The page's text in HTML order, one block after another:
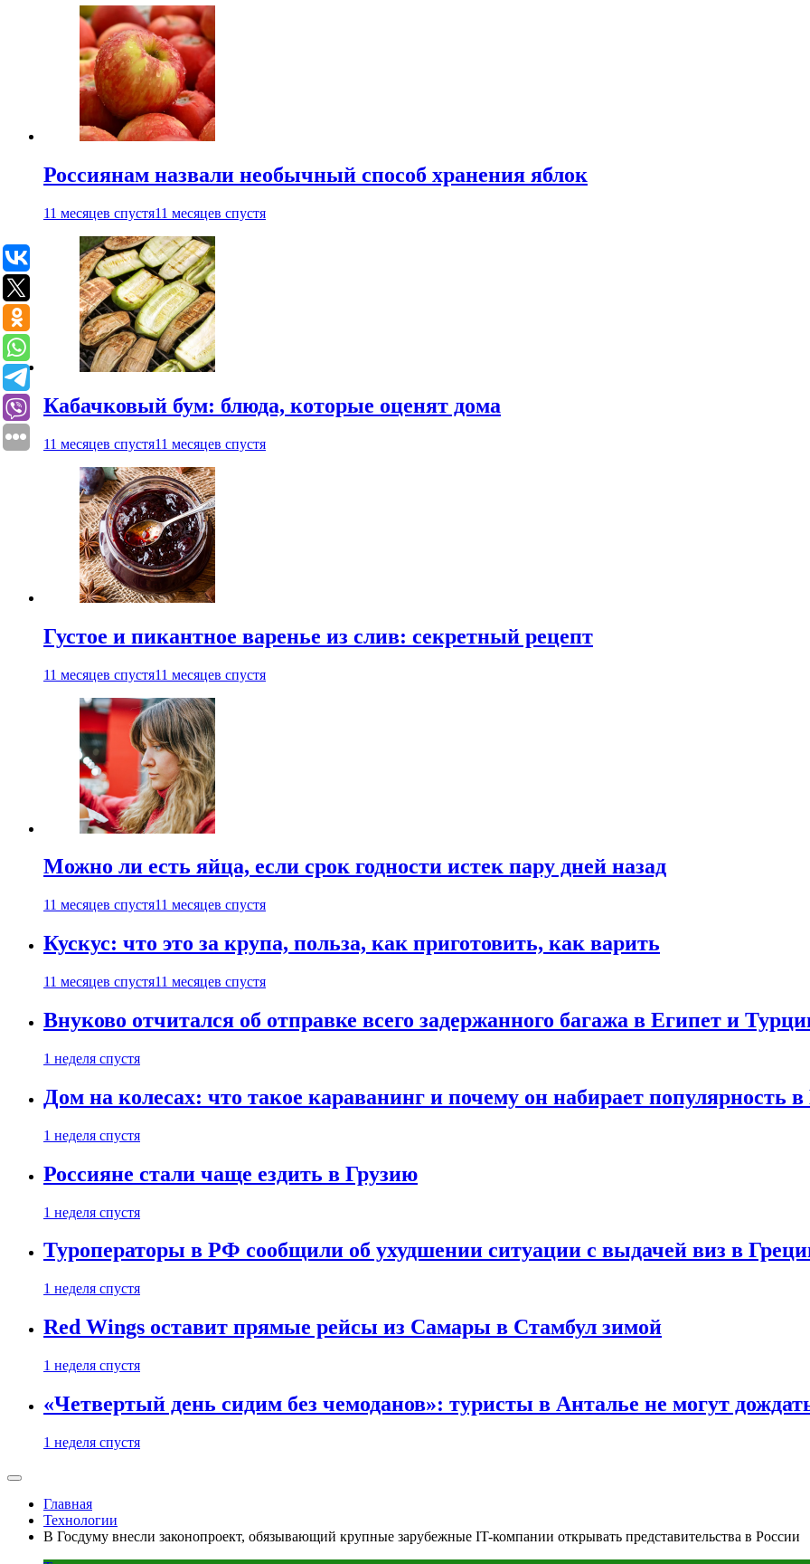
Россиянам назвали необычный способ хранения яблок
11 месяцев спустя11 месяцев спустя
Кабачковый бум: блюда, которые оценят дома
11 месяцев спустя11 месяцев спустя
Густое и пикантное варенье из слив: секретный рецепт
11 месяцев спустя11 месяцев спустя
Можно ли есть яйца, если срок годности истек пару дней назад
11 месяцев спустя11 месяцев спустя
Кускус: что это за крупа, польза, как приготовить, как варить
11 месяцев спустя11 месяцев спустя
Внуково отчитался об отправке всего задержанного багажа в Египет и
1 неделя спустя
Дом на колесах: что такое караванинг и почему он набирает популярность в
1 неделя спустя
Россияне стали чаще ездить в Грузию
1 неделя спустя
Туроператоры в РФ сообщили об ухудшении ситуации с выдачей виз в
1 неделя спустя
Red Wings оставит прямые рейсы из Самары в Стамбул зимой
1 неделя спустя
«Четвертый день сидим без чемоданов»: туристы в Анталье не могут
1 неделя спустя
Главная
Технологии
В Госдуму внесли законопроект, обязывающий крупные зарубежные IT-компании открывать представительства в России